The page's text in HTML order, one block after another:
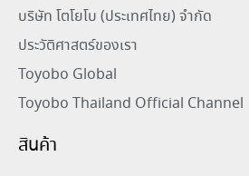
บริษัท โตโยโบ (ประเทศไทย) จำกัด
ประวัติศาสตร์ของเรา
Toyobo Global
Toyobo Thailand Official Channel
สินค้า